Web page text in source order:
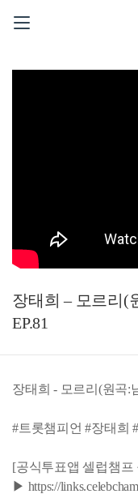
장태희 – 모르리(
EP.81
장태희 - 모르리(원곡:
#트롯챔피언 #장태희
[공식투표앱 셀럽챔프
▶ https://